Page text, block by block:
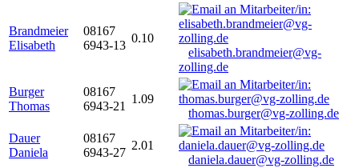
Brandmeier
Elisabeth
08167
6943-13
0.10
elisabeth.brandmeier@vg-
zolling.de
Burger
Thomas
08167
6943-21
1.09
thomas.burger@vg-zolling.de
Dauer
Daniela
08167
6943-27
2.01
daniela.dauer@vg-zolling.de